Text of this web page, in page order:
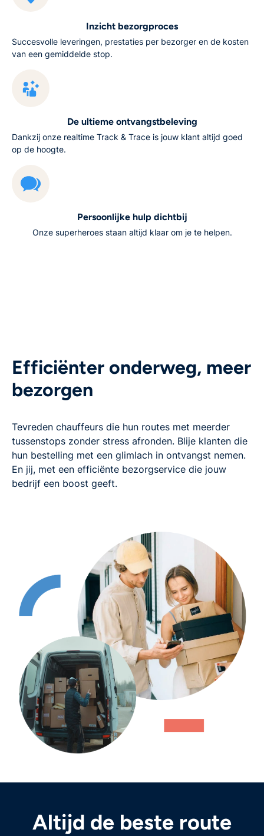
Inzicht bezorgproces
Succesvolle leveringen, prestaties per bezorger en de kosten
van een gemiddelde stop.
De ultieme ontvangstbeleving
Dankzij onze realtime Track & Trace is jouw klant altijd goed
op de hoogte.
Persoonlijke hulp dichtbij
Onze superheroes staan altijd klaar om je te helpen.
Efficiënter onderweg, meer
bezorgen
Tevreden chauffeurs die hun routes met meerder
tussenstops zonder stress afronden. Blije klanten die
hun bestelling met een glimlach in ontvangst nemen.
En jij, met een efficiënte bezorgservice die jouw
bedrijf een boost geeft.
Altijd de beste route